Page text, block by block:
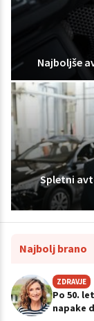
Najboljše
Spletni
Najbolj brano
ZDRAVJE
Po 50.
napake